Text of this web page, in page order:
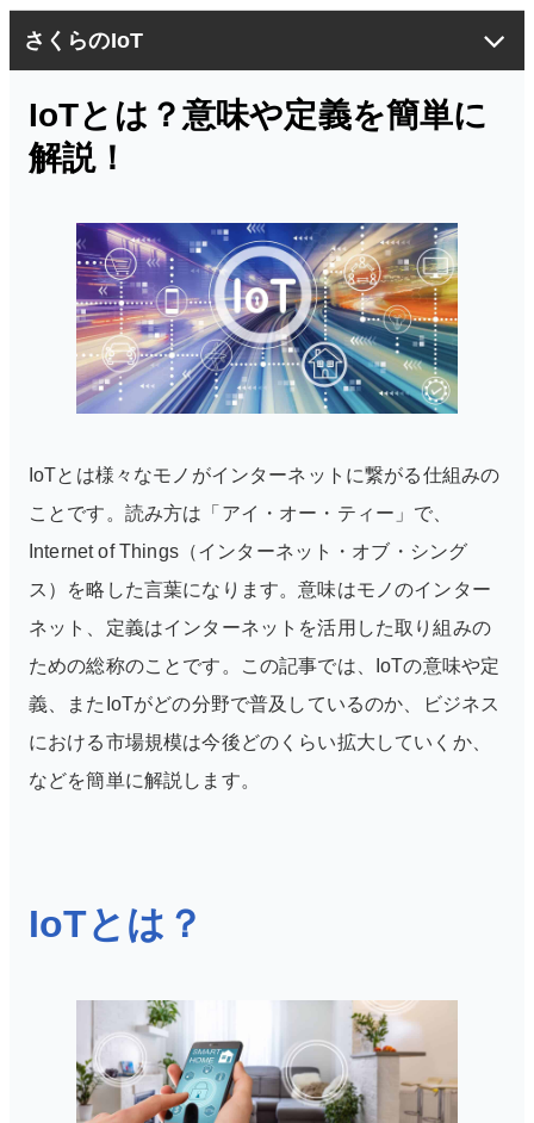
さくらのIoT
モノプラットフォーム
導入事例
IoTコラム
閉じる
IoTとは？意味や定義を簡単に
解説！
IoTとは様々なモノがインターネットに繋がる仕組みの
ことです。読み方は「アイ・オー・ティー」で、
Internet of Things（インターネット・オブ・シング
ス）を略した言葉になります。意味はモノのインター
ネット、定義はインターネットを活用した取り組みの
ための総称のことです。この記事では、IoTの意味や定
義、またIoTがどの分野で普及しているのか、ビジネス
における市場規模は今後どのくらい拡大していくか、
などを簡単に解説します。
IoTとは？